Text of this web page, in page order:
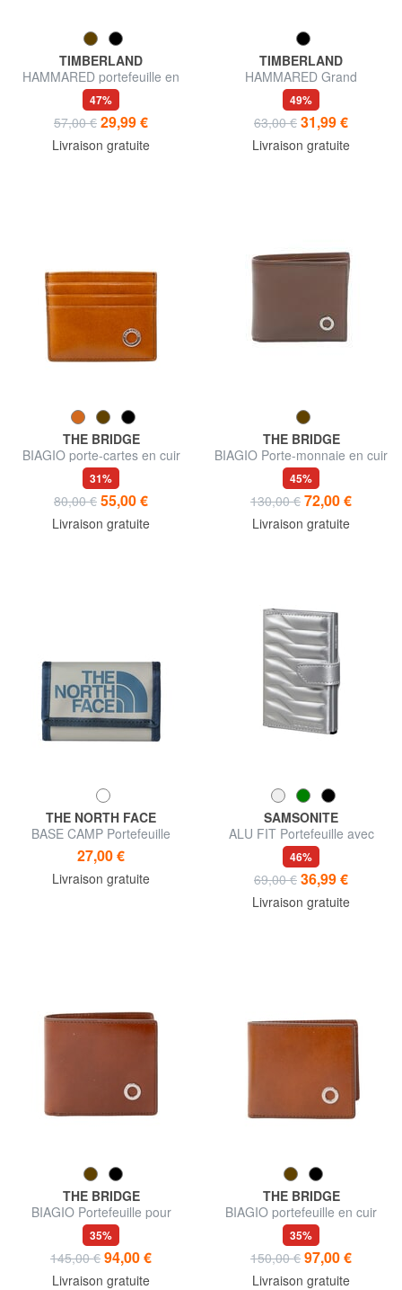
TIMBERLAND
HAMMARED portefeuille en
cuir
47%
57,00 € 29,99 €
Livraison gratuite
TIMBERLAND
HAMMARED Grand
portefeuille en cuir
49%
63,00 € 31,99 €
Livraison gratuite
THE BRIDGE
BIAGIO porte-cartes en cuir
plat
31%
80,00 € 55,00 €
Livraison gratuite
THE BRIDGE
BIAGIO Porte-monnaie en cuir
45%
130,00 € 72,00 €
Livraison gratuite
THE NORTH FACE
BASE CAMP Portefeuille
détachable
27,00 €
Livraison gratuite
SAMSONITE
ALU FIT Portefeuille avec
porte-cartes coulissant
46%
69,00 € 36,99 €
Livraison gratuite
THE BRIDGE
BIAGIO Portefeuille pour
homme
35%
145,00 € 94,00 €
Livraison gratuite
THE BRIDGE
BIAGIO portefeuille en cuir
35%
150,00 € 97,00 €
Livraison gratuite